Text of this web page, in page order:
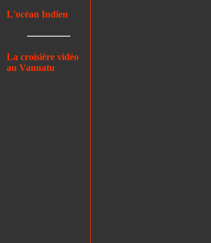
L'océan Indien
La croisière vidéo
au Vanuatu